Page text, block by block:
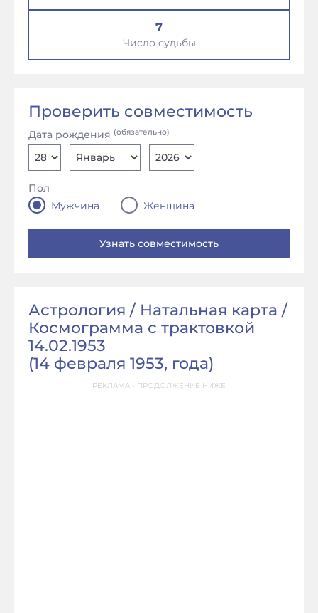
7
Число судьбы
Проверить совместимость
Дата рождения (обязательно)
Пол
Мужчина
Женщина
Астрология / Натальная карта /
Космограмма с трактовкой
14.02.1953
(14 февраля 1953, года)
РЕКЛАМА - ПРОДОЛЖЕНИЕ НИЖЕ